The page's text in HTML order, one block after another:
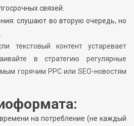
связей.
слушают во вторую очередь, но
текстовый контент устаревает
в стратегию регулярные
горячим PPC или SEO-новостям
на потребление (не каждый